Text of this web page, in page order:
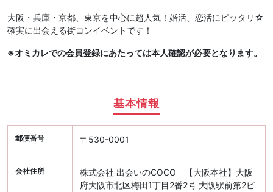
大阪・兵庫・京都、東京を中心に超人気！婚活、恋活にピッタリ☆
確実に出会える街コンイベントです！
※オミカレでの会員登録にあたっては本人確認が必要となります。
基本情報
郵便番号 〒530-0001
会社住所
株式会社 出会いのCOCO 【大阪本社】大阪
府大阪市北区梅田1丁目2番2号 大阪駅前第2ビ